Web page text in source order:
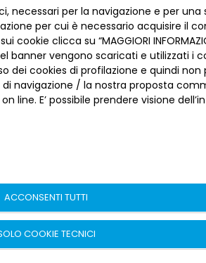
di 55 anni un montante pari a
capitale versato di 31.688€ (Dati a
di mercato Msci world tr su
necessari per la navigazione e per una
per cui è necessario acquisire il
clicca su “MAGGIORI
banner vengono scaricati e utilizzati i
dei cookies di profilazione e quindi non
navigazione / la nostra proposta
line. E’ possibile prendere visione
ACCONSENTI TUTTI
COOKIE TECNICI